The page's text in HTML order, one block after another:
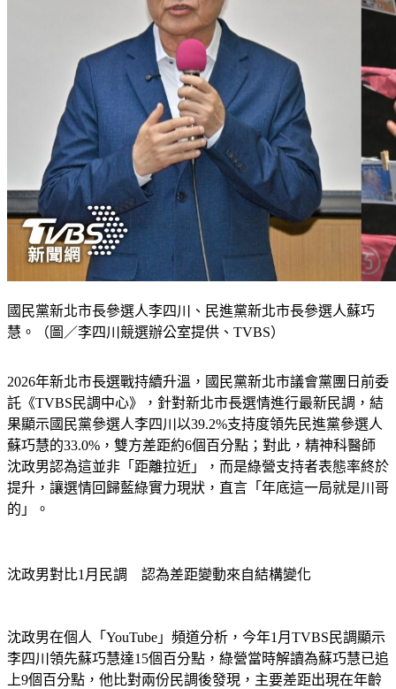
慧。（圖／李四川競選辦公室提供、TVBS）
託《TVBS民調中心》，針對新北市長選情進行最新民調，結
果顯示國民黨參選人李四川以39.2%支持度領先民進黨參選人
蘇巧慧的33.0%，雙方差距約6個百分點；對此，精神科醫師
沈政男認為這並非「距離拉近」，而是綠營支持者表態率終於
提升，讓選情回歸藍綠實力現狀，直言「年底這一局就是川哥
的」。
李四川領先蘇巧慧達15個百分點，綠營當時解讀為蘇巧慧已追
上9個百分點，他比對兩份民調後發現，主要差距出現在年齡
層分布。